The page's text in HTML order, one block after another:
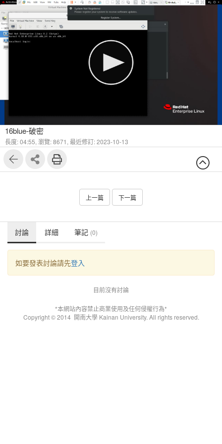
16blue-破密
長度: 04:55, 瀏覽: 8671, 最近修訂: 2023-10-13
上一篇 下一篇
討論 詳細 筆記 (0)
如要發表討論請先登入
目前沒有討論
*本網站內容禁止商業使用及任何侵權行為*
Copyright © 2014 開南大學 Kainan University. All rights reserved.